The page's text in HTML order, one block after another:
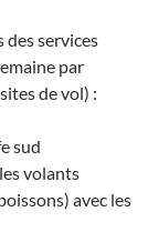
services
par
de vol) :
sud
volants
avec les